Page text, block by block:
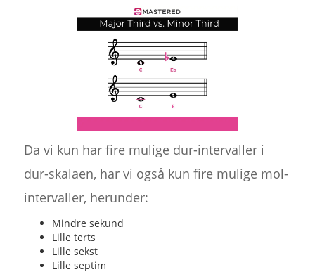
Da vi kun har fire mulige dur-intervaller i
dur-skalaen, har vi også kun fire mulige mol-
intervaller, herunder:
Mindre sekund
Lille terts
Lille sekst
Lille septim